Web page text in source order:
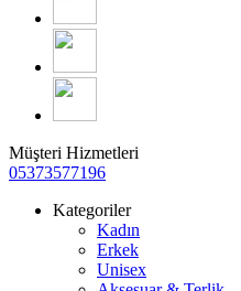
Müşteri Hizmetleri
05373577196
Kategoriler
Kadın
Erkek
Unisex